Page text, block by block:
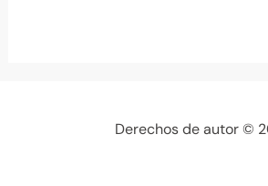
Derechos de autor ©